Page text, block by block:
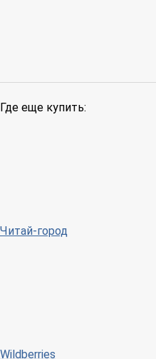
Где еще купить:
Читай-город
Wildberries